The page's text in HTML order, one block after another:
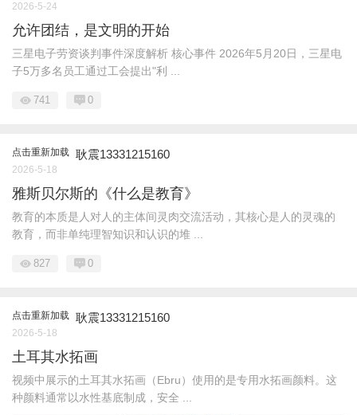
2026-5-24
允许团结，是文明的开始
三星电子劳资谈判事件深度解析 核心事件 2026年5月20日，三星电
子5万多名员工通过工会提出"利 ...
741 0
点击重新加载 耿震13331215160
2026-5-18
雅斯贝尔斯的《什么是教育》
教育的本质是人对人的主体间灵肉交流活动，其核心是人的灵魂的
教育，而非单纯理智知识和认识的堆 ...
827 0
点击重新加载 耿震13331215160
2026-5-18
土耳其水拓画
视频中展示的土耳其水拓画（Ebru）使用的是专用水拓画颜料。这
种颜料通常以水性基底制成，安全 ...